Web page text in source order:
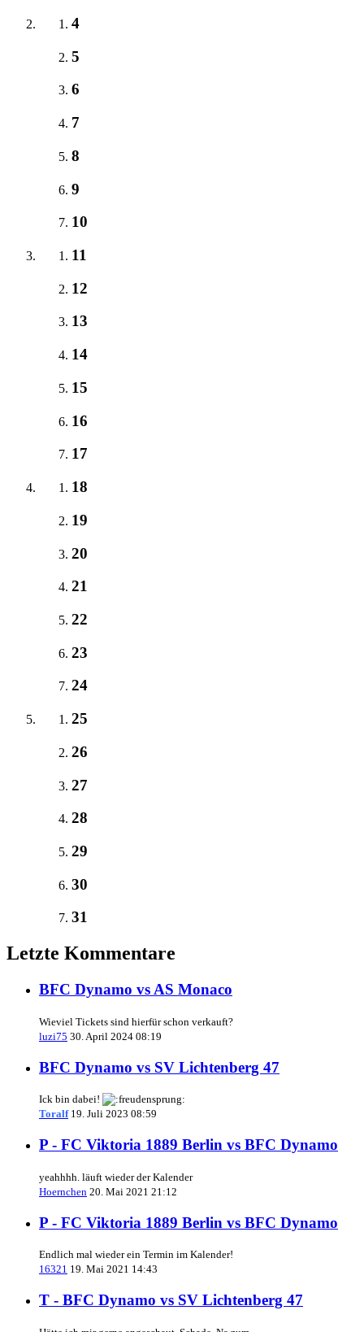
4
5
6
7
8
9
10
11
12
13
14
15
16
17
18
19
20
21
22
23
24
25
26
27
28
29
30
31
Letzte Kommentare
BFC Dynamo vs AS Monaco
Wieviel Tickets sind hierfür schon verkauft?
luzi75 30. April 2024 08:19
BFC Dynamo vs SV Lichtenberg 47
Ick bin dabei!
Toralf 19. Juli 2023 08:59
P - FC Viktoria 1889 Berlin vs BFC Dynamo
yeahhhh. läuft wieder der Kalender
Hoernchen 20. Mai 2021 21:12
P - FC Viktoria 1889 Berlin vs BFC Dynamo
Endlich mal wieder ein Termin im Kalender!
16321 19. Mai 2021 14:43
T - BFC Dynamo vs SV Lichtenberg 47